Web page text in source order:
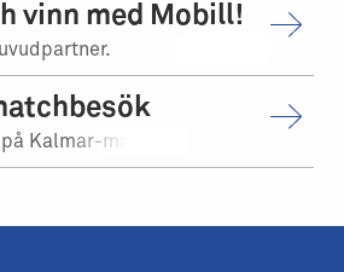
vinn med Mobill!
Kalmar-matchen.